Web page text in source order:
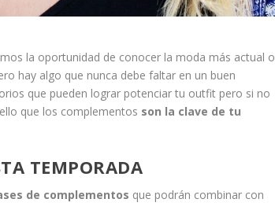
la oportunidad de conocer la moda más actual o
hay algo que nunca debe faltar en un buen
que pueden lograr potenciar tu outfit pero si no
que los complementos son la clave de tu
TEMPORADA
de complementos que podrán combinar con